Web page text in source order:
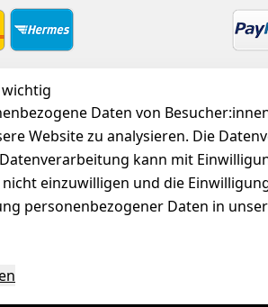
Daten von
Website zu analysieren. Die
kann mit
einzuwilligen und die
personenbezogener Daten in